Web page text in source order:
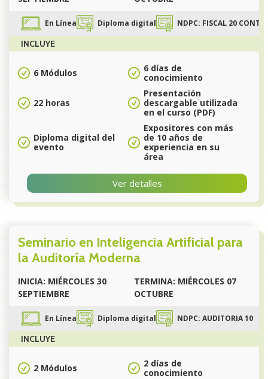
En Línea Diploma digital NDPC: FISCAL 20
INCLUYE
6 Módulos
6 días de
conocimiento
22 horas
Presentación
descargable utilizada
en el curso (PDF)
Diploma digital del
evento
Expositores con más
de 10 años de
experiencia en su
área
Ver detalles
Seminario en Inteligencia Artificial para
la Auditoría Moderna
INICIA: MIÉRCOLES 30
SEPTIEMBRE
TERMINA: MIÉRCOLES 07
OCTUBRE
En Línea Diploma digital NDPC: AUDITORIA 10
INCLUYE
2 Módulos
2 días de
conocimiento